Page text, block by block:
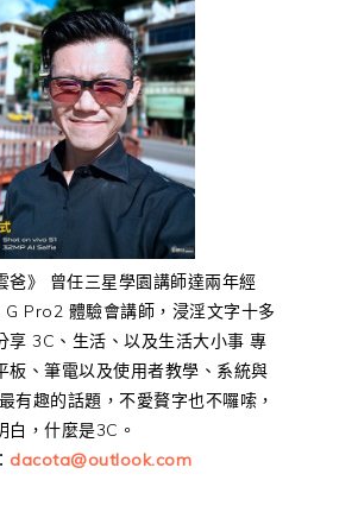
爸》 曾任三星學園講師達兩年經
G Pro2 體驗會講師，浸淫文字十多
享 3C、生活、以及生活大小事 專
板、筆電以及使用者教學、系統與
有趣的話題，不愛贅字也不囉嗦，
白，什麼是3C。
dacota@outlook.com